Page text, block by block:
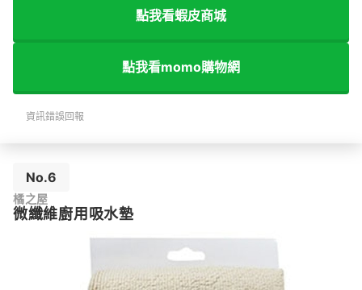
點我看蝦皮商城
點我看momo購物網
資訊錯誤回報
No.6
橘之屋
微纖維廚用吸水墊